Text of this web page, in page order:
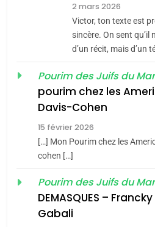
CE QUI
JUDAISME
Maroc :
du
Oeil
De
2 mars 2026
Victor, ton texte est
sincère. On sent qu’il
d’un récit, mais d’un
Pourim des Juifs du
pourim chez les
Davis-Cohen
15 février 2026
[…] Mon Pourim chez les
cohen […]
Pourim des Juifs du
DEMASQUES –
Gabali